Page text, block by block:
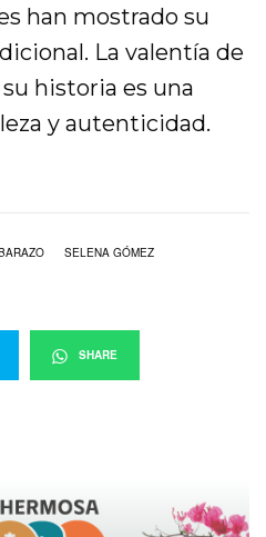
han mostrado su
La valentía de
historia es una
y autenticidad.
SELENA GÓMEZ
SHARE